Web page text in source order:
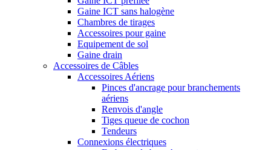
Gaine ICT sans halogène
Chambres de tirages
Accessoires pour gaine
Equipement de sol
Gaine drain
Accessoires de Câbles
Accessoires Aériens
Pinces d'ancrage pour branchements
aériens
Renvois d'angle
Tiges queue de cochon
Tendeurs
Connexions électriques